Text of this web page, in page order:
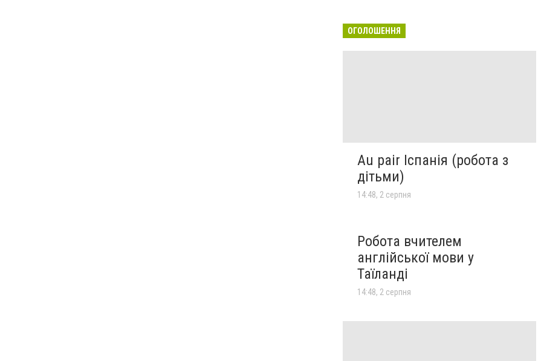
ОГОЛОШЕННЯ
Au pair Іспанія (робота з
дітьми)
14:48, 2 серпня
Робота вчителем
англійської мови у
Таїланді
14:48, 2 серпня